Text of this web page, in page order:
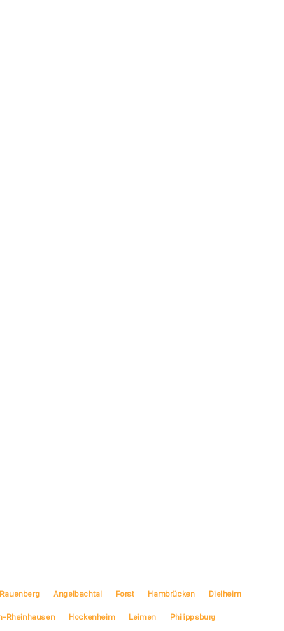
Rauenberg Angelbachtal Forst Hambrücken Dielheim
Rheinhausen Hockenheim Leimen Philippsburg